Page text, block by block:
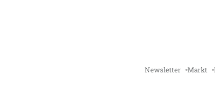
Newsletter Markt